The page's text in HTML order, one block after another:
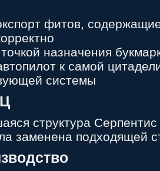
фитов,
назначения
к самой
системы
структура
заменена подходящей